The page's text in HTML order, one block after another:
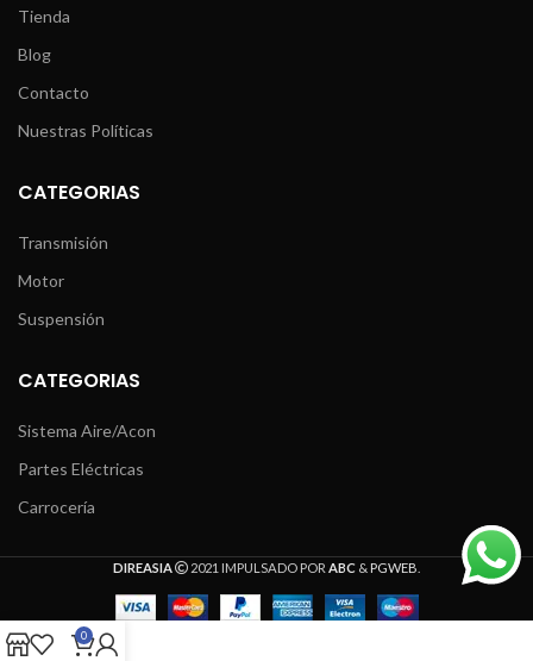
Tienda
Blog
Contacto
Nuestras Políticas
CATEGORIAS
Transmisión
Motor
Suspensión
CATEGORIAS
Sistema Aire/Acon
Partes Eléctricas
Carrocería
DIREASIA 2021 IMPULSADO POR ABC &PGWEB
0